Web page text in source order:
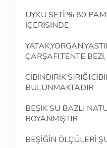
UYKU SETİ % 80
İÇERİSİNDE
ÇARŞAFI,TENTE BEZİ,
CİBİNDİRİK
BULUNMAKTADIR
BEŞİK SU BAZLI
BOYANMIŞTIR
BEŞİĞİN ÖLÇÜLERİ